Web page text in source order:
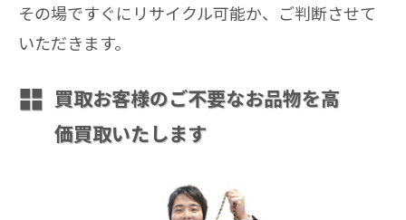
その場ですぐにリサイクル可能か、ご判断させて
いただきます。
買取お客様のご不要なお品物を高
価買取いたします